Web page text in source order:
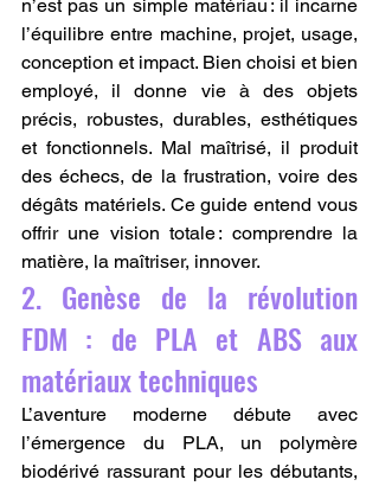
n’est pas un simple matériau : il incarne
l’équilibre entre machine, projet, usage,
conception et impact. Bien choisi et bien
employé, il donne vie à des objets
précis, robustes, durables, esthétiques
et fonctionnels. Mal maîtrisé, il produit
des échecs, de la frustration, voire des
dégâts matériels. Ce guide entend vous
offrir une vision totale : comprendre la
matière, la maîtriser, innover.
2. Genèse de la révolution
FDM : de PLA et ABS aux
matériaux techniques
L’aventure moderne débute avec
l’émergence du PLA, un polymère
biodérivé rassurant pour les débutants,